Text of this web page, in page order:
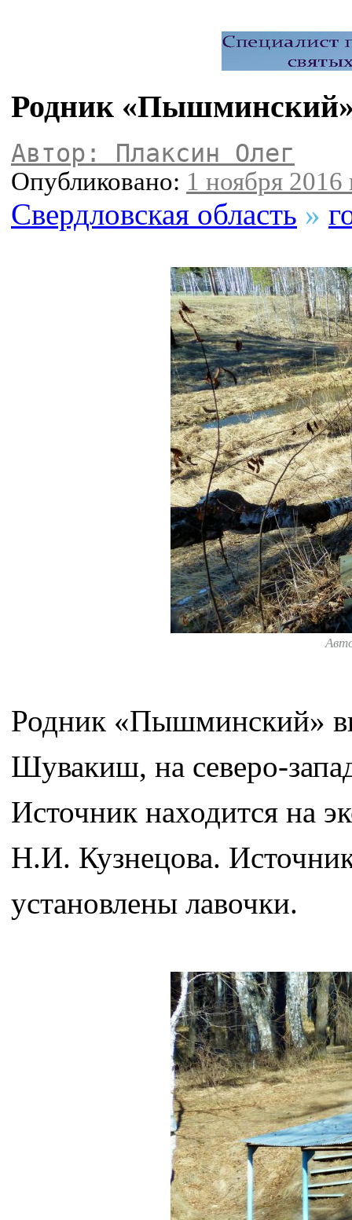
Родник «Пышминский»
Автор: Плаксин Олег
Опубликовано: 1 ноября 2016
Свердловская область »
Родник «Пышминский»
Шувакиш, на северо-
Источник находится на
Н.И. Кузнецова.
установлены лавочки.